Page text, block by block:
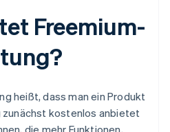
Freemium-
heißt, dass man ein Produkt
kostenlos anbietet